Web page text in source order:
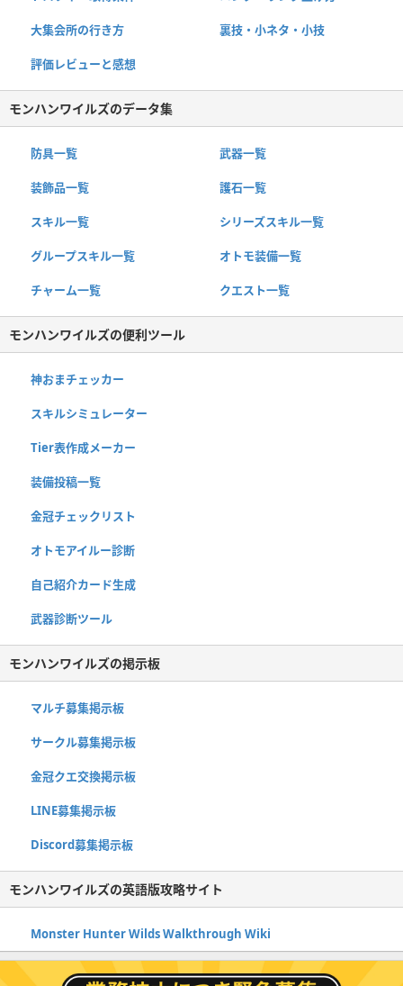
大集会所の行き方 裏技・小ネタ・小技
評価レビューと感想
モンハンワイルズのデータ集
防具一覧 武器一覧
装飾品一覧 護石一覧
スキル一覧 シリーズスキル一覧
グループスキル一覧 オトモ装備一覧
チャーム一覧 クエスト一覧
モンハンワイルズの便利ツール
神おまチェッカー
スキルシミュレーター
Tier表作成メーカー
装備投稿一覧
金冠チェックリスト
オトモアイルー診断
自己紹介カード生成
武器診断ツール
モンハンワイルズの掲示板
マルチ募集掲示板
サークル募集掲示板
金冠クエ交換掲示板
LINE募集掲示板
Discord募集掲示板
モンハンワイルズの英語版攻略サイト
Monster Hunter Wilds Walkthrough Wiki